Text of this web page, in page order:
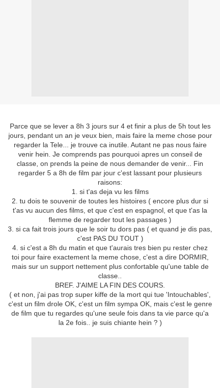
Parce que se lever a 8h 3 jours sur 4 et finir a plus de 5h tout les
jours, pendant un an je veux bien, mais faire la meme chose pour
regarder la Tele... je trouve ca inutile. Autant ne pas nous faire
venir hein. Je comprends pas pourquoi apres un conseil de
classe, on prends la peine de nous demander de venir... Fin
regarder 5 a 8h de film par jour c'est lassant pour plusieurs
raisons:
1. si t'as deja vu les films
2. tu dois te souvenir de toutes les histoires ( encore plus dur si
t'as vu aucun des films, et que c'est en espagnol, et que t'as la
flemme de regarder tout les passages )
3. si ca fait trois jours que le soir tu dors pas ( et quand je dis pas,
c'est PAS DU TOUT )
4. si c'est a 8h du matin et que t'aurais tres bien pu rester chez
toi pour faire exactement la meme chose, c'est a dire DORMIR,
mais sur un support nettement plus confortable qu'une table de
classe..
BREF. J'AIME LA FIN DES COURS.
( et non, j'ai pas trop super kiffe de la mort qui tue 'Intouchables',
c'est un film drole OK, c'est un film sympa OK, mais c'est le genre
de film que tu regardes qu'une seule fois dans ta vie parce qu'a
la 2e fois.. je suis chiante hein ? )